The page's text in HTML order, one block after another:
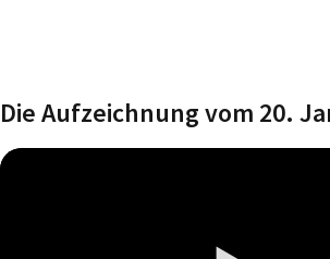
Die Aufzeichnung vom 20.